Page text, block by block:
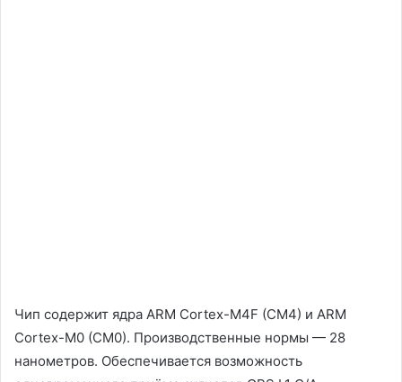
Чип содержит ядра ARM Cortex-M4F (CM4) и ARM
Cortex-M0 (CM0). Производственные нормы — 28
нанометров. Обеспечивается возможность